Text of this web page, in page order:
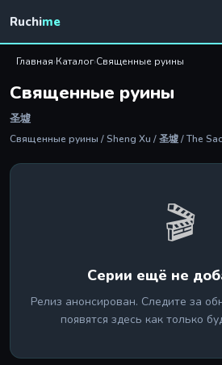
Ruchime
Главная›Каталог›Священные руины
Священные руины
圣墟
Священные руины / Sheng Xu / 圣墟 / The
🎬
Серии ещё не
Релиз анонсирован. Следите за
появятся здесь как только